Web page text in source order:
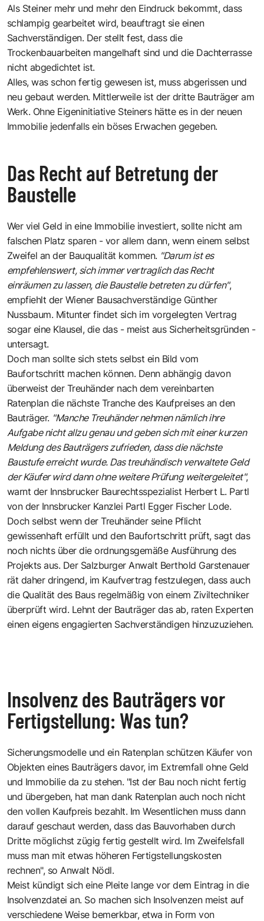
Als Steiner mehr und mehr den Eindruck bekommt, dass
schlampig gearbeitet wird, beauftragt sie einen
Sachverständigen. Der stellt fest, dass die
Trockenbauarbeiten mangelhaft sind und die Dachterrasse
nicht abgedichtet ist.
Alles, was schon fertig gewesen ist, muss abgerissen und
neu gebaut werden. Mittlerweile ist der dritte Bauträger am
Werk. Ohne Eigeninitiative Steiners hätte es in der neuen
Immobilie jedenfalls ein böses Erwachen gegeben.
Das Recht auf Betretung der
Baustelle
Wer viel Geld in eine Immobilie investiert, sollte nicht am
falschen Platz sparen - vor allem dann, wenn einem selbst
Zweifel an der Bauqualität kommen. "Darum ist es
empfehlenswert, sich immer vertraglich das Recht
einräumen zu lassen, die Baustelle betreten zu dürfen",
empfiehlt der Wiener Bausachverständige Günther
Nussbaum. Mitunter findet sich im vorgelegten Vertrag
sogar eine Klausel, die das - meist aus Sicherheitsgründen -
untersagt.
Doch man sollte sich stets selbst ein Bild vom
Baufortschritt machen können. Denn abhängig davon
überweist der Treuhänder nach dem vereinbarten
Ratenplan die nächste Tranche des Kaufpreises an den
Bauträger. "Manche Treuhänder nehmen nämlich ihre
Aufgabe nicht allzu genau und geben sich mit einer kurzen
Meldung des Bauträgers zufrieden, dass die nächste
Baustufe erreicht wurde. Das treuhändisch verwaltete Geld
der Käufer wird dann ohne weitere Prüfung weitergeleitet",
warnt der Innsbrucker Baurechtsspezialist Herbert L. Partl
von der Innsbrucker Kanzlei Partl Egger Fischer Lode.
Doch selbst wenn der Treuhänder seine Pflicht
gewissenhaft erfüllt und den Baufortschritt prüft, sagt das
noch nichts über die ordnungsgemäße Ausführung des
Projekts aus. Der Salzburger Anwalt Berthold Garstenauer
rät daher dringend, im Kaufvertrag festzulegen, dass auch
die Qualität des Baus regelmäßig von einem Ziviltechniker
überprüft wird. Lehnt der Bauträger das ab, raten Experten
einen eigens engagierten Sachverständigen hinzuzuziehen.
Insolvenz des Bauträgers vor
Fertigstellung: Was tun?
Sicherungsmodelle und ein Ratenplan schützen Käufer von
Objekten eines Bauträgers davor, im Extremfall ohne Geld
und Immobilie da zu stehen. "Ist der Bau noch nicht fertig
und übergeben, hat man dank Ratenplan auch noch nicht
den vollen Kaufpreis bezahlt. Im Wesentlichen muss dann
darauf geschaut werden, dass das Bauvorhaben durch
Dritte möglichst zügig fertig gestellt wird. Im Zweifelsfall
muss man mit etwas höheren Fertigstellungskosten
rechnen", so Anwalt Nödl.
Meist kündigt sich eine Pleite lange vor dem Eintrag in die
Insolvenzdatei an. So machen sich Insolvenzen meist auf
verschiedene Weise bemerkbar, etwa in Form von